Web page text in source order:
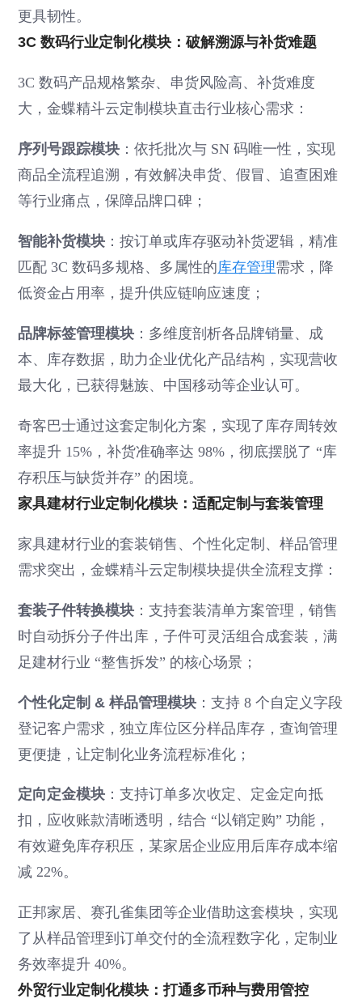
更具韧性。
3C 数码行业定制化模块：破解溯源与补货难题
3C 数码产品规格繁杂、串货风险高、补货难度
大，金蝶精斗云定制模块直击行业核心需求：
序列号跟踪模块 ：依托批次与 SN 码唯一性，实现
商品全流程追溯，有效解决串货、假冒、追查困难
等行业痛点，保障品牌口碑；
智能补货模块 ：按订单或库存驱动补货逻辑，精准
匹配 3C 数码多规格、多属性的库存管理需求，降
低资金占用率，提升供应链响应速度；
品牌标签管理模块 ：多维度剖析各品牌销量、成
本、库存数据，助力企业优化产品结构，实现营收
最大化，已获得魅族、中国移动等企业认可。
奇客巴士通过这套定制化方案，实现了库存周转效
率提升 15%，补货准确率达 98%，彻底摆脱了 “库
存积压与缺货并存” 的困境。
家具建材行业定制化模块：适配定制与套装管理
家具建材行业的套装销售、个性化定制、样品管理
需求突出，金蝶精斗云定制模块提供全流程支撑：
套装子件转换模块 ：支持套装清单方案管理，销售
时自动拆分子件出库，子件可灵活组合成套装，满
足建材行业 “整售拆发” 的核心场景；
个性化定制 & 样品管理模块 ：支持 8 个自定义字段
登记客户需求，独立库位区分样品库存，查询管理
更便捷，让定制化业务流程标准化；
定向定金模块 ：支持订单多次收定、定金定向抵
扣，应收账款清晰透明，结合 “以销定购” 功能，
有效避免库存积压，某家居企业应用后库存成本缩
减 22%。
正邦家居、赛孔雀集团等企业借助这套模块，实现
了从样品管理到订单交付的全流程数字化，定制业
务效率提升 40%。
外贸行业定制化模块：打通多币种与费用管控